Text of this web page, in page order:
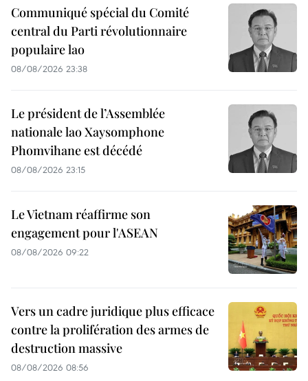
Communiqué spécial du Comité
central du Parti révolutionnaire
populaire lao
08/08/2026 23:38
Le président de l’Assemblée
nationale lao Xaysomphone
Phomvihane est décédé
08/08/2026 23:15
Le Vietnam réaffirme son
engagement pour l'ASEAN
08/08/2026 09:22
Vers un cadre juridique plus efficace
contre la prolifération des armes de
destruction massive
08/08/2026 08:56